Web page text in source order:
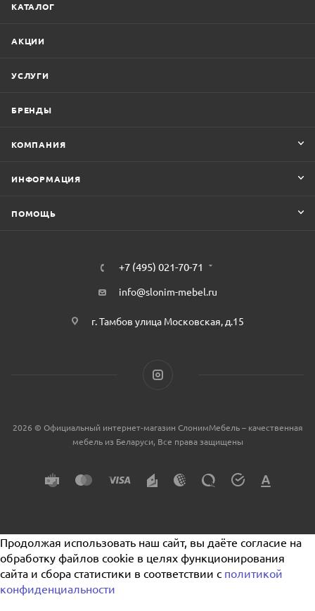
КАТАЛОГ
АКЦИИ
УСЛУГИ
БРЕНДЫ
КОМПАНИЯ
ИНФОРМАЦИЯ
ПОМОЩЬ
+7 (495) 021-70-71
info@slonim-mebel.ru
г. Тамбов улица Московская, д.15
2026 © Официальный интернет-магазин СлонимМебель – качественная
мебель из Беларуси, Все права защищены
Продолжая использовать наш сайт, вы даёте согласие на
обработку файлов cookie в целях функционирования
сайта и сбора статистики в соответствии с политикой
конфиденциальности